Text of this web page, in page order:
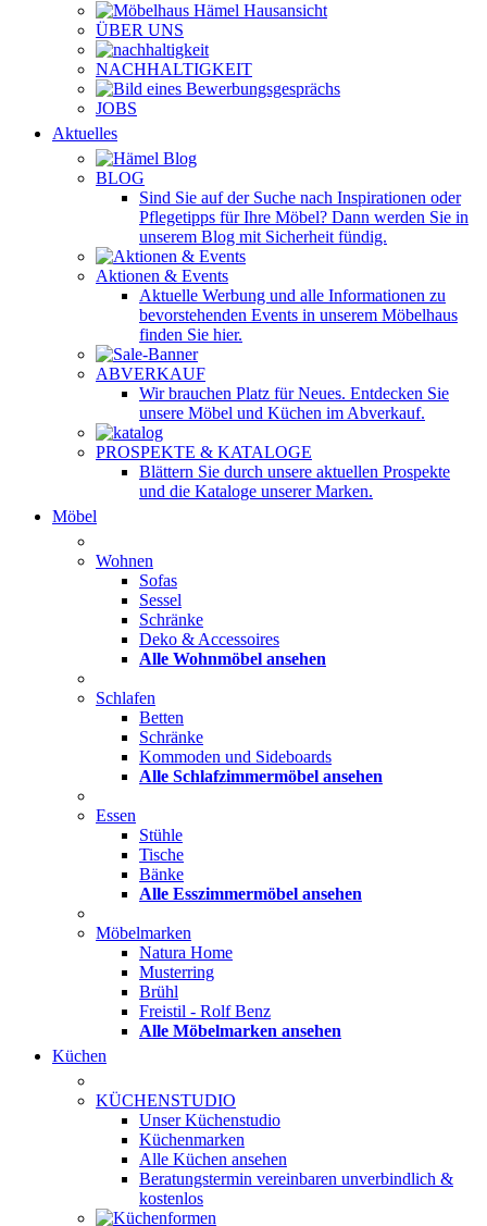
ÜBER UNS
NACHHALTIGKEIT
JOBS
Aktuelles
BLOG
Sind Sie auf der Suche nach Inspirationen oder
Pflegetipps für Ihre Möbel? Dann werden Sie in
unserem Blog mit Sicherheit fündig.
Aktionen & Events
Aktuelle Werbung und alle Informationen zu
bevorstehenden Events in unserem Möbelhaus
finden Sie hier.
ABVERKAUF
Wir brauchen Platz für Neues. Entdecken Sie
unsere Möbel und Küchen im Abverkauf.
PROSPEKTE & KATALOGE
Blättern Sie durch unsere aktuellen Prospekte
und die Kataloge unserer Marken.
Möbel
Wohnen
Sofas
Sessel
Schränke
Deko & Accessoires
Alle Wohnmöbel ansehen
Schlafen
Betten
Schränke
Kommoden und Sideboards
Alle Schlafzimmermöbel ansehen
Essen
Stühle
Tische
Bänke
Alle Esszimmermöbel ansehen
Möbelmarken
Natura Home
Musterring
Brühl
Freistil - Rolf Benz
Alle Möbelmarken ansehen
Küchen
KÜCHENSTUDIO
Unser Küchenstudio
Küchenmarken
Alle Küchen ansehen
Beratungstermin vereinbaren unverbindlich &
kostenlos